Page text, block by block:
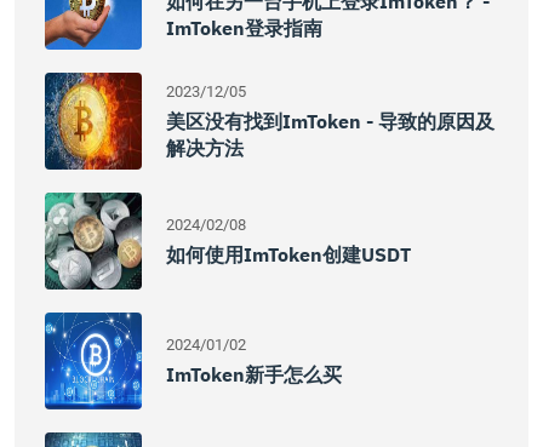
ImToken登录指南
2023/12/05
美区没有找到imToken - 导致的原因及
解决方法
2024/02/08
如何使用imToken创建USDT
2024/01/02
ImToken新手怎么买